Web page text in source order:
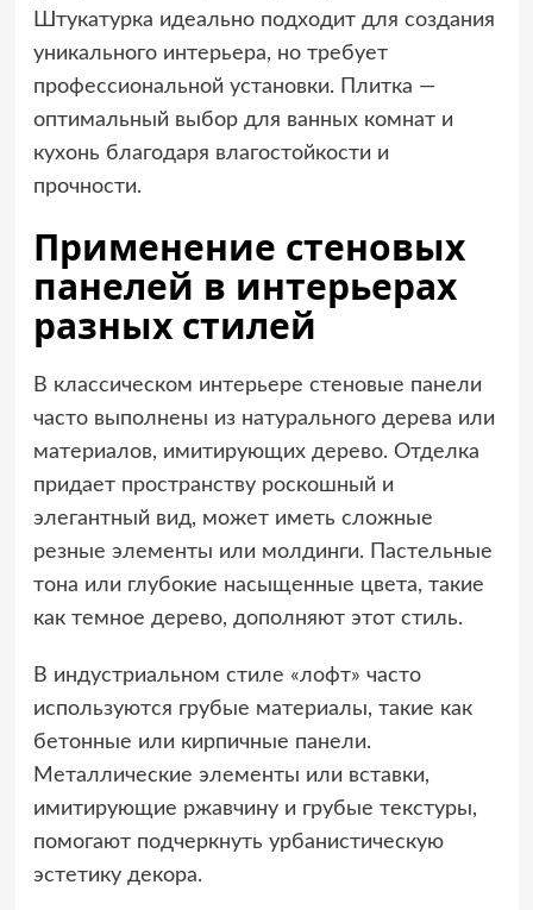
Штукатурка идеально подходит для создания
уникального интерьера, но требует
профессиональной установки. Плитка —
оптимальный выбор для ванных комнат и
кухонь благодаря влагостойкости и
прочности.
Применение стеновых
панелей в интерьерах
разных стилей
В классическом интерьере стеновые панели
часто выполнены из натурального дерева или
материалов, имитирующих дерево. Отделка
придает пространству роскошный и
элегантный вид, может иметь сложные
резные элементы или молдинги. Пастельные
тона или глубокие насыщенные цвета, такие
как темное дерево, дополняют этот стиль.
В индустриальном стиле «лофт» часто
используются грубые материалы, такие как
бетонные или кирпичные панели.
Металлические элементы или вставки,
имитирующие ржавчину и грубые текстуры,
помогают подчеркнуть урбанистическую
эстетику декора.